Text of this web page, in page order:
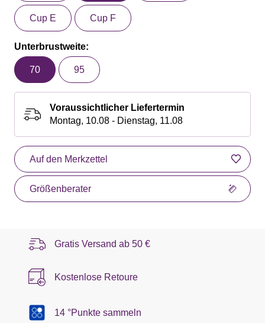
Cup E Cup F
Unterbrustweite:
70 95
Voraussichtlicher Liefertermin
Montag, 10.08 - Dienstag, 11.08
Auf den Merkzettel
Größenberater
Gratis Versand ab 50 €
Kostenlose Retoure
14 °Punkte sammeln